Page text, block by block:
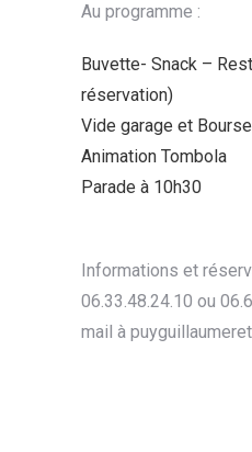
Au programme :
Buvette- Snack –
réservation)
Vide garage et Bourse
Animation Tombola
Parade à 10h30
Informations et
06.33.48.24.10 ou
mail à